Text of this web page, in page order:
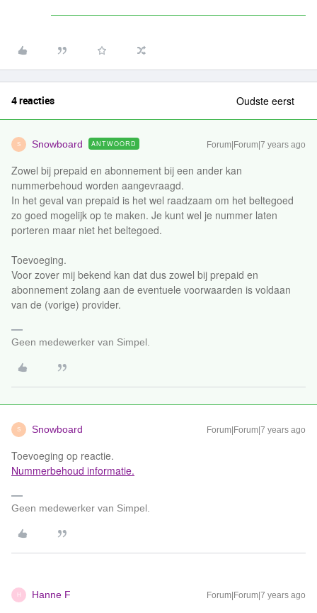
4 reacties Oudste eerst
S Snowboard ANTWOORD Forum|Forum|7 years ago
Zowel bij prepaid en abonnement bij een ander kan
nummerbehoud worden aangevraagd.
In het geval van prepaid is het wel raadzaam om het beltegoed
zo goed mogelijk op te maken. Je kunt wel je nummer laten
porteren maar niet het beltegoed.
Toevoeging.
Voor zover mij bekend kan dat dus zowel bij prepaid en
abonnement zolang aan de eventuele voorwaarden is voldaan
van de (vorige) provider.
Geen medewerker van Simpel.
S Snowboard Forum|Forum|7 years ago
Toevoeging op reactie.
Nummerbehoud informatie.
Geen medewerker van Simpel.
H Hanne F Forum|Forum|7 years ago